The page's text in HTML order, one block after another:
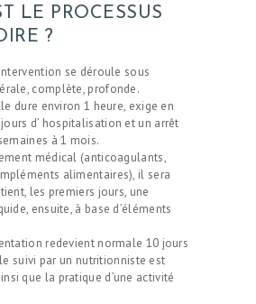
LE PROCESSUS
?
se déroule sous
complète, profonde.
dure environ 1 heure, exige en
d’ hospitalisation et un arrêt
à 1 mois.
médical (anticoagulants,
alimentaires), il sera
les premiers jours, une
ensuite, à base d’éléments
redevient normale 10 jours
suivi par un nutritionniste est
que la pratique d’une activité